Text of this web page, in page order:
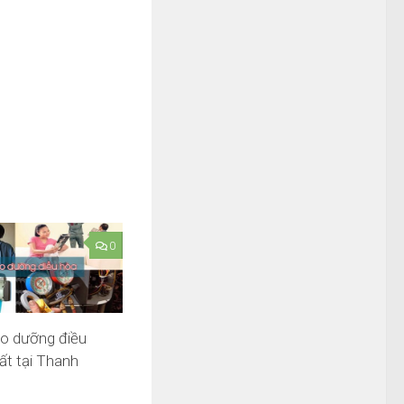
0
dưỡng điều
tại Thanh